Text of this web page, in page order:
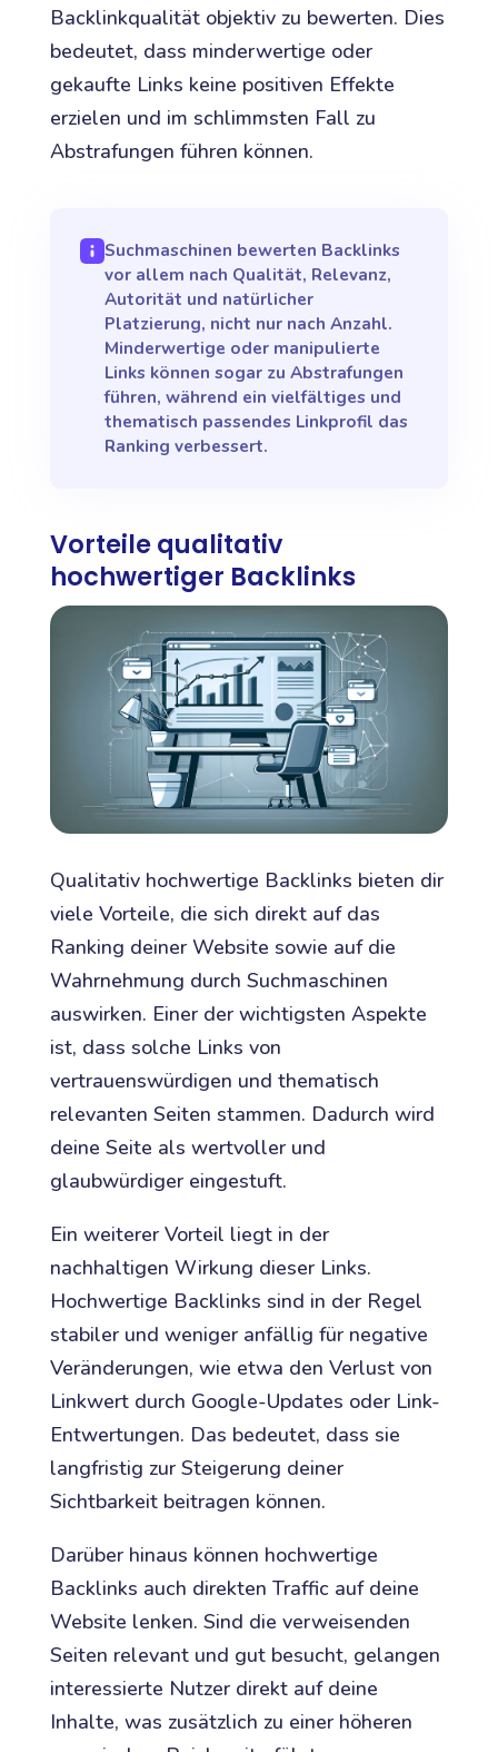
Backlinkqualität objektiv zu bewerten. Dies
bedeutet, dass minderwertige oder
gekaufte Links keine positiven Effekte
erzielen und im schlimmsten Fall zu
Abstrafungen führen können.
Suchmaschinen bewerten Backlinks
vor allem nach Qualität, Relevanz,
Autorität und natürlicher
Platzierung, nicht nur nach Anzahl.
Minderwertige oder manipulierte
Links können sogar zu Abstrafungen
führen, während ein vielfältiges und
thematisch passendes Linkprofil das
Ranking verbessert.
Vorteile qualitativ
hochwertiger Backlinks
Qualitativ hochwertige Backlinks bieten dir
viele Vorteile, die sich direkt auf das
Ranking deiner Website sowie auf die
Wahrnehmung durch Suchmaschinen
auswirken. Einer der wichtigsten Aspekte
ist, dass solche Links von
vertrauenswürdigen und thematisch
relevanten Seiten stammen. Dadurch wird
deine Seite als wertvoller und
glaubwürdiger eingestuft.
Ein weiterer Vorteil liegt in der
nachhaltigen Wirkung dieser Links.
Hochwertige Backlinks sind in der Regel
stabiler und weniger anfällig für negative
Veränderungen, wie etwa den Verlust von
Linkwert durch Google-Updates oder Link-
Entwertungen. Das bedeutet, dass sie
langfristig zur Steigerung deiner
Sichtbarkeit beitragen können.
Darüber hinaus können hochwertige
Backlinks auch direkten Traffic auf deine
Website lenken. Sind die verweisenden
Seiten relevant und gut besucht, gelangen
interessierte Nutzer direkt auf deine
Inhalte, was zusätzlich zu einer höheren